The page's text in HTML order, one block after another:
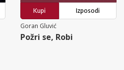
Kupi
Izposodi
Goran Gluvić
Požri se, Robi